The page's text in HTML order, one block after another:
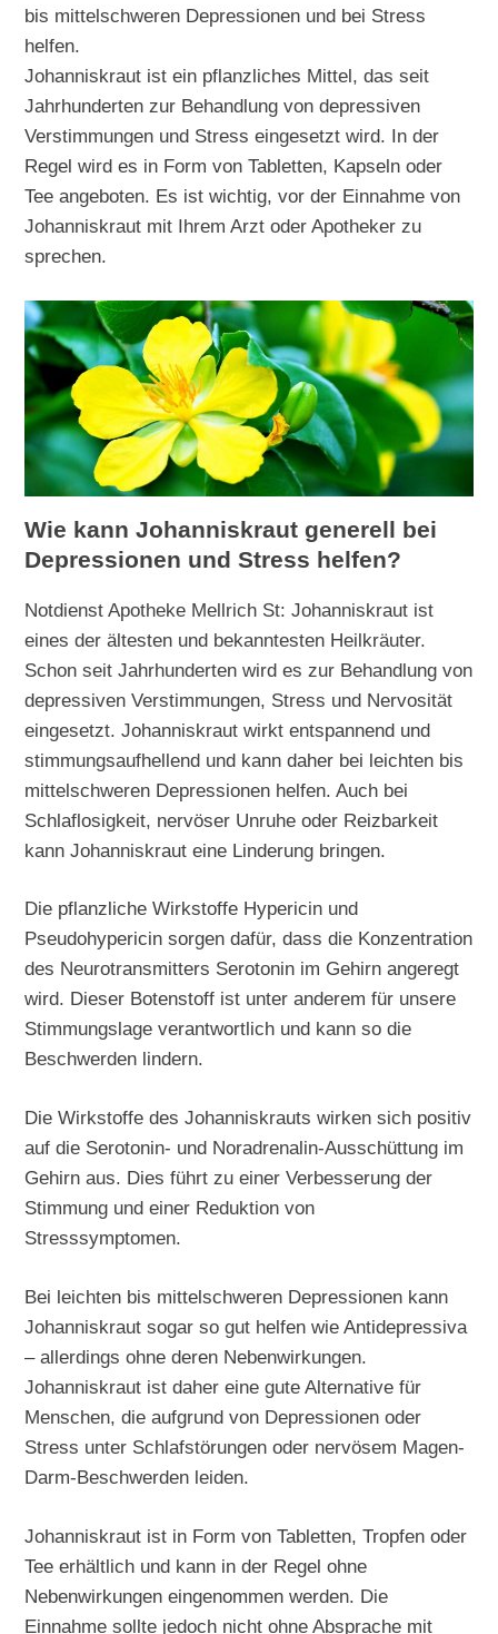
bis mittelschweren Depressionen und bei Stress
helfen.
Johanniskraut ist ein pflanzliches Mittel, das seit
Jahrhunderten zur Behandlung von depressiven
Verstimmungen und Stress eingesetzt wird. In der
Regel wird es in Form von Tabletten, Kapseln oder
Tee angeboten. Es ist wichtig, vor der Einnahme von
Johanniskraut mit Ihrem Arzt oder Apotheker zu
sprechen.
Wie kann Johanniskraut generell bei
Depressionen und Stress helfen?
Notdienst Apotheke Mellrich St: Johanniskraut ist
eines der ältesten und bekanntesten Heilkräuter.
Schon seit Jahrhunderten wird es zur Behandlung von
depressiven Verstimmungen, Stress und Nervosität
eingesetzt. Johanniskraut wirkt entspannend und
stimmungsaufhellend und kann daher bei leichten bis
mittelschweren Depressionen helfen. Auch bei
Schlaflosigkeit, nervöser Unruhe oder Reizbarkeit
kann Johanniskraut eine Linderung bringen.
Die pflanzliche Wirkstoffe Hypericin und
Pseudohypericin sorgen dafür, dass die Konzentration
des Neurotransmitters Serotonin im Gehirn angeregt
wird. Dieser Botenstoff ist unter anderem für unsere
Stimmungslage verantwortlich und kann so die
Beschwerden lindern.
Die Wirkstoffe des Johanniskrauts wirken sich positiv
auf die Serotonin- und Noradrenalin-Ausschüttung im
Gehirn aus. Dies führt zu einer Verbesserung der
Stimmung und einer Reduktion von
Stresssymptomen.
Bei leichten bis mittelschweren Depressionen kann
Johanniskraut sogar so gut helfen wie Antidepressiva
– allerdings ohne deren Nebenwirkungen.
Johanniskraut ist daher eine gute Alternative für
Menschen, die aufgrund von Depressionen oder
Stress unter Schlafstörungen oder nervösem Magen-
Darm-Beschwerden leiden.
Johanniskraut ist in Form von Tabletten, Tropfen oder
Tee erhältlich und kann in der Regel ohne
Nebenwirkungen eingenommen werden. Die
Einnahme sollte jedoch nicht ohne Absprache mit